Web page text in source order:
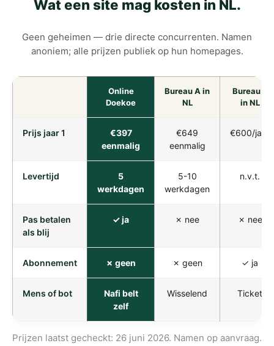
Wat een site mag kosten in NL.
Geen geheimen — drie directe concurrenten. Namen
anoniem; alle prijzen publiek op hun homepages.
Online
Doekoe
Bureau A in
NL
Bureau B
in NL
Prijs jaar 1
€397
eenmalig
€649
eenmalig
€600/jaar
Levertijd
5
werkdagen
5-10
werkdagen
n.v.t.
Pas betalen
als blij
✓ ja ✗ nee ✗ nee
Abonnement ✗ geen ✗ geen ✓ ja
Mens of bot
Nafi belt
zelf
Wisselend Ticket
Prijzen laatst gecheckt: 26 juni 2026. Namen op aanvraag.